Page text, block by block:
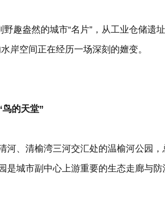
野趣盎然的城市“名片”，从工业仓储遗
岸空间正在经历一场深刻的嬗变。
的天堂”
河、清榆湾三河交汇处的温榆河公园
是城市副中心上游重要的生态走廊与